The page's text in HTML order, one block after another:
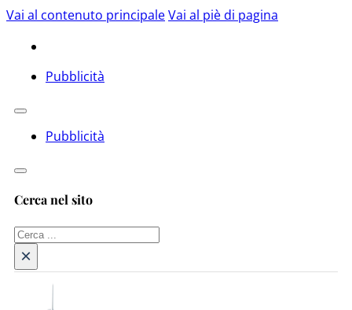
Vai al contenuto principaleVai al piè di pagina
Pubblicità
Pubblicità
Cerca nel sito
Cerca
×